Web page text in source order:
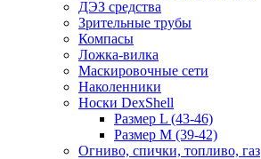
ДЭЗ средства
Зрительные трубы
Компасы
Ложка-вилка
Маскировочные сети
Наколенники
Носки DexShell
Размер L (43-46)
Размер M (39-42)
Огниво, спички, топливо, газ